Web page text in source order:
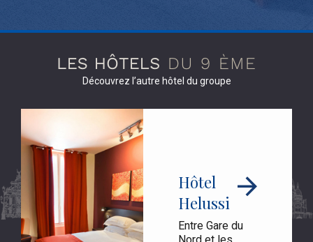
Découvrez l’autre hôtel du groupe
Hôtel
Helussi
Entre Gare du